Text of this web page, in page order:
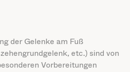
der Gelenke am Fuß
etc.) sind von
Vorbereitungen